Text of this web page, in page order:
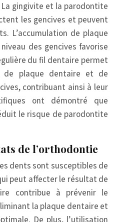
gingivite et la parodontite
les gencives et peuvent
L’accumulation de plaque
des gencives favorise
du fil dentaire permet
de plaque dentaire et de
contribuant ainsi à leur
ont démontré que
le risque de parodontite
de l’orthodontie
dents sont susceptibles de
peut affecter le résultat de
contribue à prévenir le
la plaque dentaire et
De plus, l’utilisation